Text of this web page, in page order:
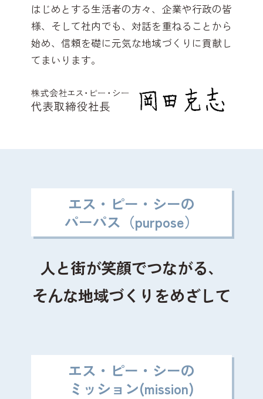
はじめとする生活者の方々、企業や行政の皆
様、そして社内でも、対話を重ねることから
始め、信頼を礎に元気な地域づくりに貢献し
てまいります。
エス・ピー・シーの
パーパス（purpose）
人と街が笑顔でつながる、
そんな地域づくりをめざして
エス・ピー・シーの
ミッション(mission)